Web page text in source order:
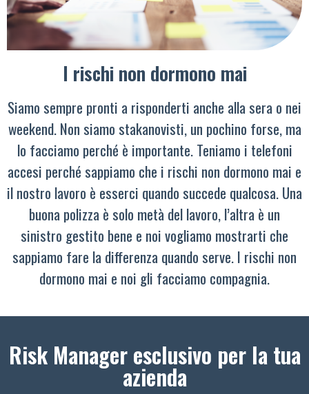
I rischi non dormono mai
Siamo sempre pronti a risponderti anche alla sera o nei
weekend. Non siamo stakanovisti, un pochino forse, ma
lo facciamo perché è importante. Teniamo i telefoni
accesi perché sappiamo che i rischi non dormono mai e
il nostro lavoro è esserci quando succede qualcosa. Una
buona polizza è solo metà del lavoro, l’altra è un
sinistro gestito bene e noi vogliamo mostrarti che
sappiamo fare la differenza quando serve. I rischi non
dormono mai e noi gli facciamo compagnia.
Risk Manager esclusivo per la tua
azienda